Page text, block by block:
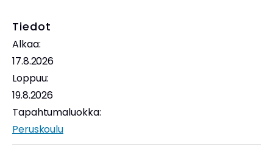
Tiedot
Alkaa:
17.8.2026
Loppuu:
19.8.2026
Tapahtumaluokka:
Peruskoulu